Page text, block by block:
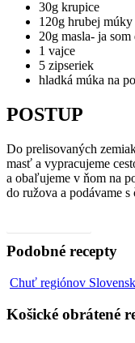
30g krupice
120g hrubej múky
20g masla- ja som
1 vajce
5 zipseriek
hladká múka na
POSTUP
Do prelisovaných
masť a vypracujeme
a obaľujeme v ňom na
do ružova a podávame s
Podobné recepty
Chuť regiónov
Košické obrátené